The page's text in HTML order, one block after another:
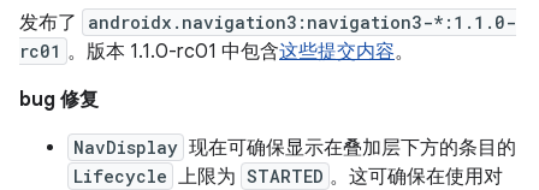
发布了
androidx.navigation3:navigation3-*:1.1.0-
rc01 。版本 1.1.0-rc01 中包含这些提交内容。
bug 修复
NavDisplay 现在可确保显示在叠加层下方的条目的
Lifecycle 上限为 STARTED 。这可确保在使用对